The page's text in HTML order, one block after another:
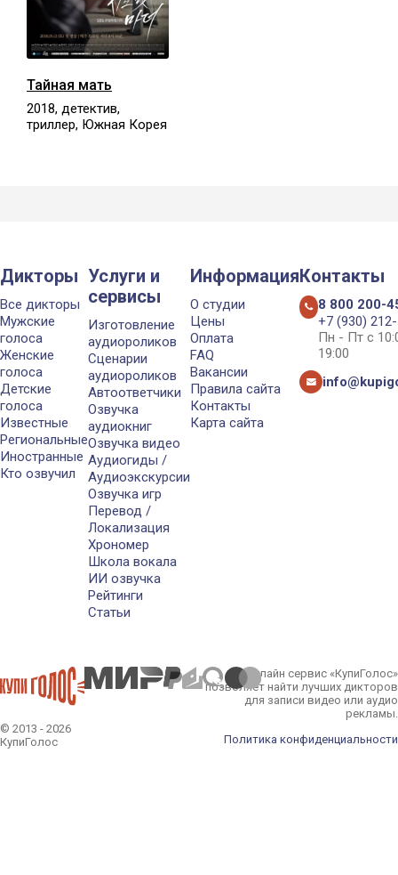
Тайная мать
2018, детектив,
триллер, Южная Корея
Дикторы
Все дикторы
Мужские
голоса
Женские
голоса
Детские
голоса
Известные
Региональные
Иностранные
Кто озвучил
Услуги и
сервисы
Изготовление
аудиороликов
Сценарии
аудиороликов
Автоответчики
Озвучка
аудиокниг
Озвучка видео
Аудиогиды /
Аудиоэкскурсии
Озвучка игр
Перевод /
Локализация
Хрономер
Школа вокала
ИИ озвучка
Рейтинги
Статьи
Информация
О студии
Цены
Оплата
FAQ
Вакансии
Правила сайта
Контакты
Карта сайта
Контакты
8 800 200-
+7 (930)
Пн - Пт с
19:00
© 2013 - 2026
КупиГолос
Онлайн сервис «КупиГолос»
позволяет найти лучших дикторов
для записи видео или аудио
рекламы.
Политика конфиденциальности